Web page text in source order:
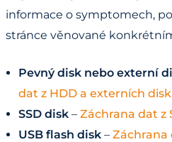
informace o symptomech,
stránce věnované
Pevný disk nebo externí
dat z HDD a externích
SSD disk – Záchrana dat z
USB flash disk – Záchrana